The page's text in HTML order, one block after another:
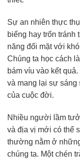
Sự an nhiên thực
biếng hay trốn tránh
năng đối mặt với
Chúng ta học cách
bám víu vào kết
và mang lại sự sáng
của cuộc đời.
Nhiều người lầm
và địa vị mới có thể
thường nằm ở
chúng ta. Một chén